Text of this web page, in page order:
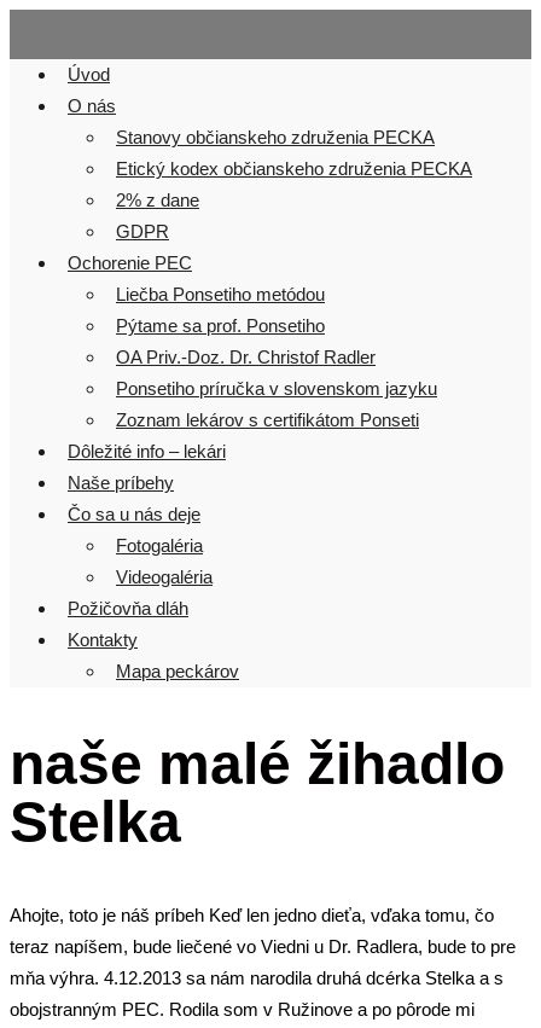
to
Úvod
O nás
Stanovy občianskeho združenia PECKA
Etický kodex občianskeho združenia PECKA
2% z dane
GDPR
Ochorenie PEC
Liečba Ponsetiho metódou
Pýtame sa prof. Ponsetiho
OA Priv.-Doz. Dr. Christof Radler
Ponsetiho príručka v slovenskom jazyku
Zoznam lekárov s certifikátom Ponseti
Dôležité info – lekári
Naše príbehy
Čo sa u nás deje
Fotogaléria
Videogaléria
Požičovňa dláh
Kontakty
Mapa peckárov
naše malé žihadlo
Stelka
Ahojte, toto je náš príbeh Keď len jedno dieťa, vďaka tomu, čo
teraz napíšem, bude liečené vo Viedni u Dr. Radlera, bude to pre
mňa výhra. 4.12.2013 sa nám narodila druhá dcérka Stelka a s
obojstranným PEC. Rodila som v Ružinove a po pôrode mi